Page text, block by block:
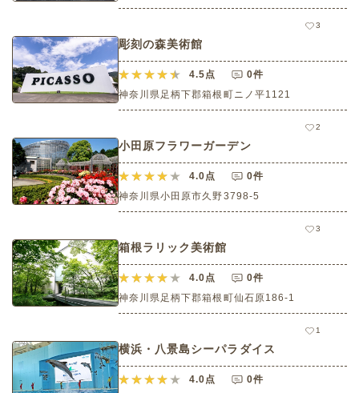
3
彫刻の森美術館
4.5点
0件
神奈川県足柄下郡箱根町ニノ平1121
2
小田原フラワーガーデン
4.0点
0件
神奈川県小田原市久野3798-5
3
箱根ラリック美術館
4.0点
0件
神奈川県足柄下郡箱根町仙石原186-1
1
横浜・八景島シーパラダイス
4.0点
0件